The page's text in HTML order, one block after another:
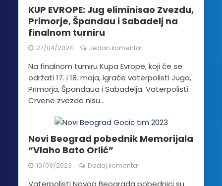
KUP EVROPE: Jug eliminisao Zvezdu,
Primorje, Špandau i Sabadelj na
finalnom turniru
27/04/2024 Jedan komentar
Na finalnom turniru Kupa Evrope, koji će se
održati 17. i 18. maja, igraće vaterpolisti Juga,
Primorja, Špandaua i Sabadelja. Vaterpolisti
Crvene zvezde nisu...
Novi Beograd pobednik Memorijala
“Vlaho Bato Orlić”
10/09/2023 Dodaj komentar